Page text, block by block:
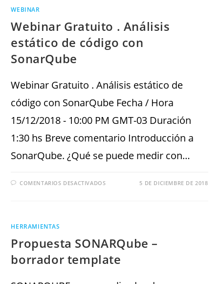
WEBINAR
Webinar Gratuito . Análisis
estático de código con
SonarQube
Webinar Gratuito . Análisis estático de
código con SonarQube Fecha / Hora
15/12/2018 - 10:00 PM GMT-03 Duración
1:30 hs Breve comentario Introducción a
SonarQube. ¿Qué se puede medir con…
COMENTARIOS DESACTIVADOS 5 DE DICIEMBRE DE 2018
HERRAMIENTAS
Propuesta SONARQube –
borrador template